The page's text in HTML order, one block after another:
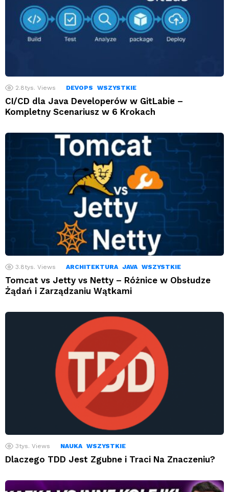
2.8tys. Views DEVOPS WSZYSTKIE
CI/CD dla Java Developerów w GitLabie –
Kompletny Scenariusz w 6 Krokach
3.8tys. Views ARCHITEKTURA JAVA WSZYSTKIE
Tomcat vs Jetty vs Netty – Różnice w Obsłudze
Żądań i Zarządzaniu Wątkami
3tys. Views NAUKA WSZYSTKIE
Dlaczego TDD Jest Zgubne i Traci Na Znaczeniu?